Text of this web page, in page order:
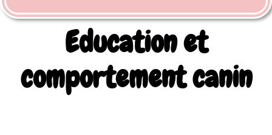
Education et
comportement canin